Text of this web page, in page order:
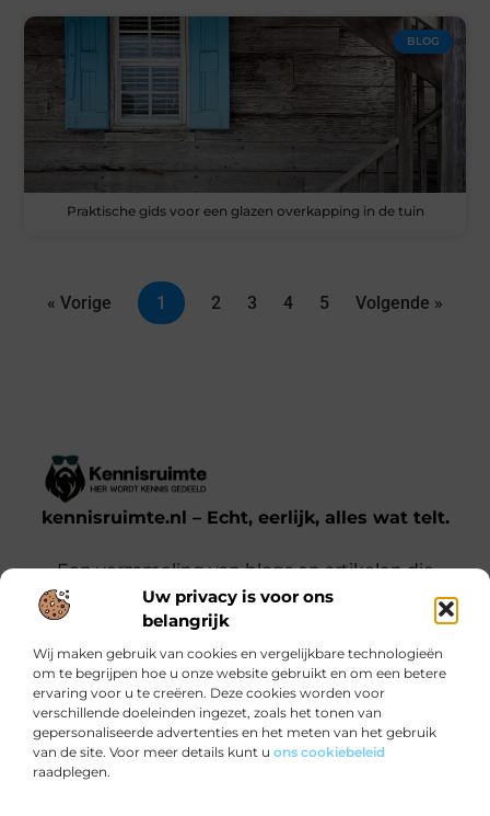
Uw privacy is voor ons
belangrijk
Wij maken gebruik van cookies en vergelijkbare technologieën
om te begrijpen hoe u onze website gebruikt en om een betere
ervaring voor u te creëren. Deze cookies worden voor
verschillende doeleinden ingezet, zoals het tonen van
gepersonaliseerde advertenties en het meten van het gebruik
van de site. Voor meer details kunt u ons cookiebeleid
raadplegen.
BLOG
Praktische gids voor een glazen overkapping in de tuin
« Vorige 1 2 3 4 5 Volgende »
kennisruimte.nl – Echt, eerlijk, alles wat telt.
Een verzameling van blogs en artikelen die
een breed scala aan onderwerpen uit het
dagelijks leven behandelen.
Onze informatie
Bericht categorie